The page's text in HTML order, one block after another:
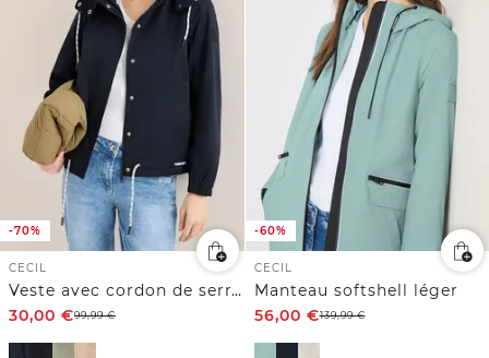
-70%
CECIL
Veste avec cordon de serrage
30,00 €99,99€
-60%
CECIL
Manteau softshell léger
56,00 €139,99€